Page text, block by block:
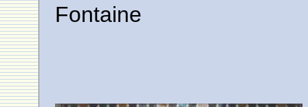
Fontaine